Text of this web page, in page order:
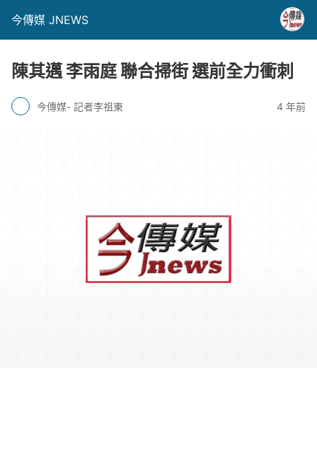
今傳媒 JNEWS
陳其邁 李雨庭 聯合掃街 選前全力衝刺
今傳媒- 記者李祖東 4 年前